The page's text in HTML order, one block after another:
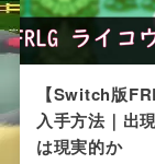
【Switch版
入手方法｜出
は現実的か